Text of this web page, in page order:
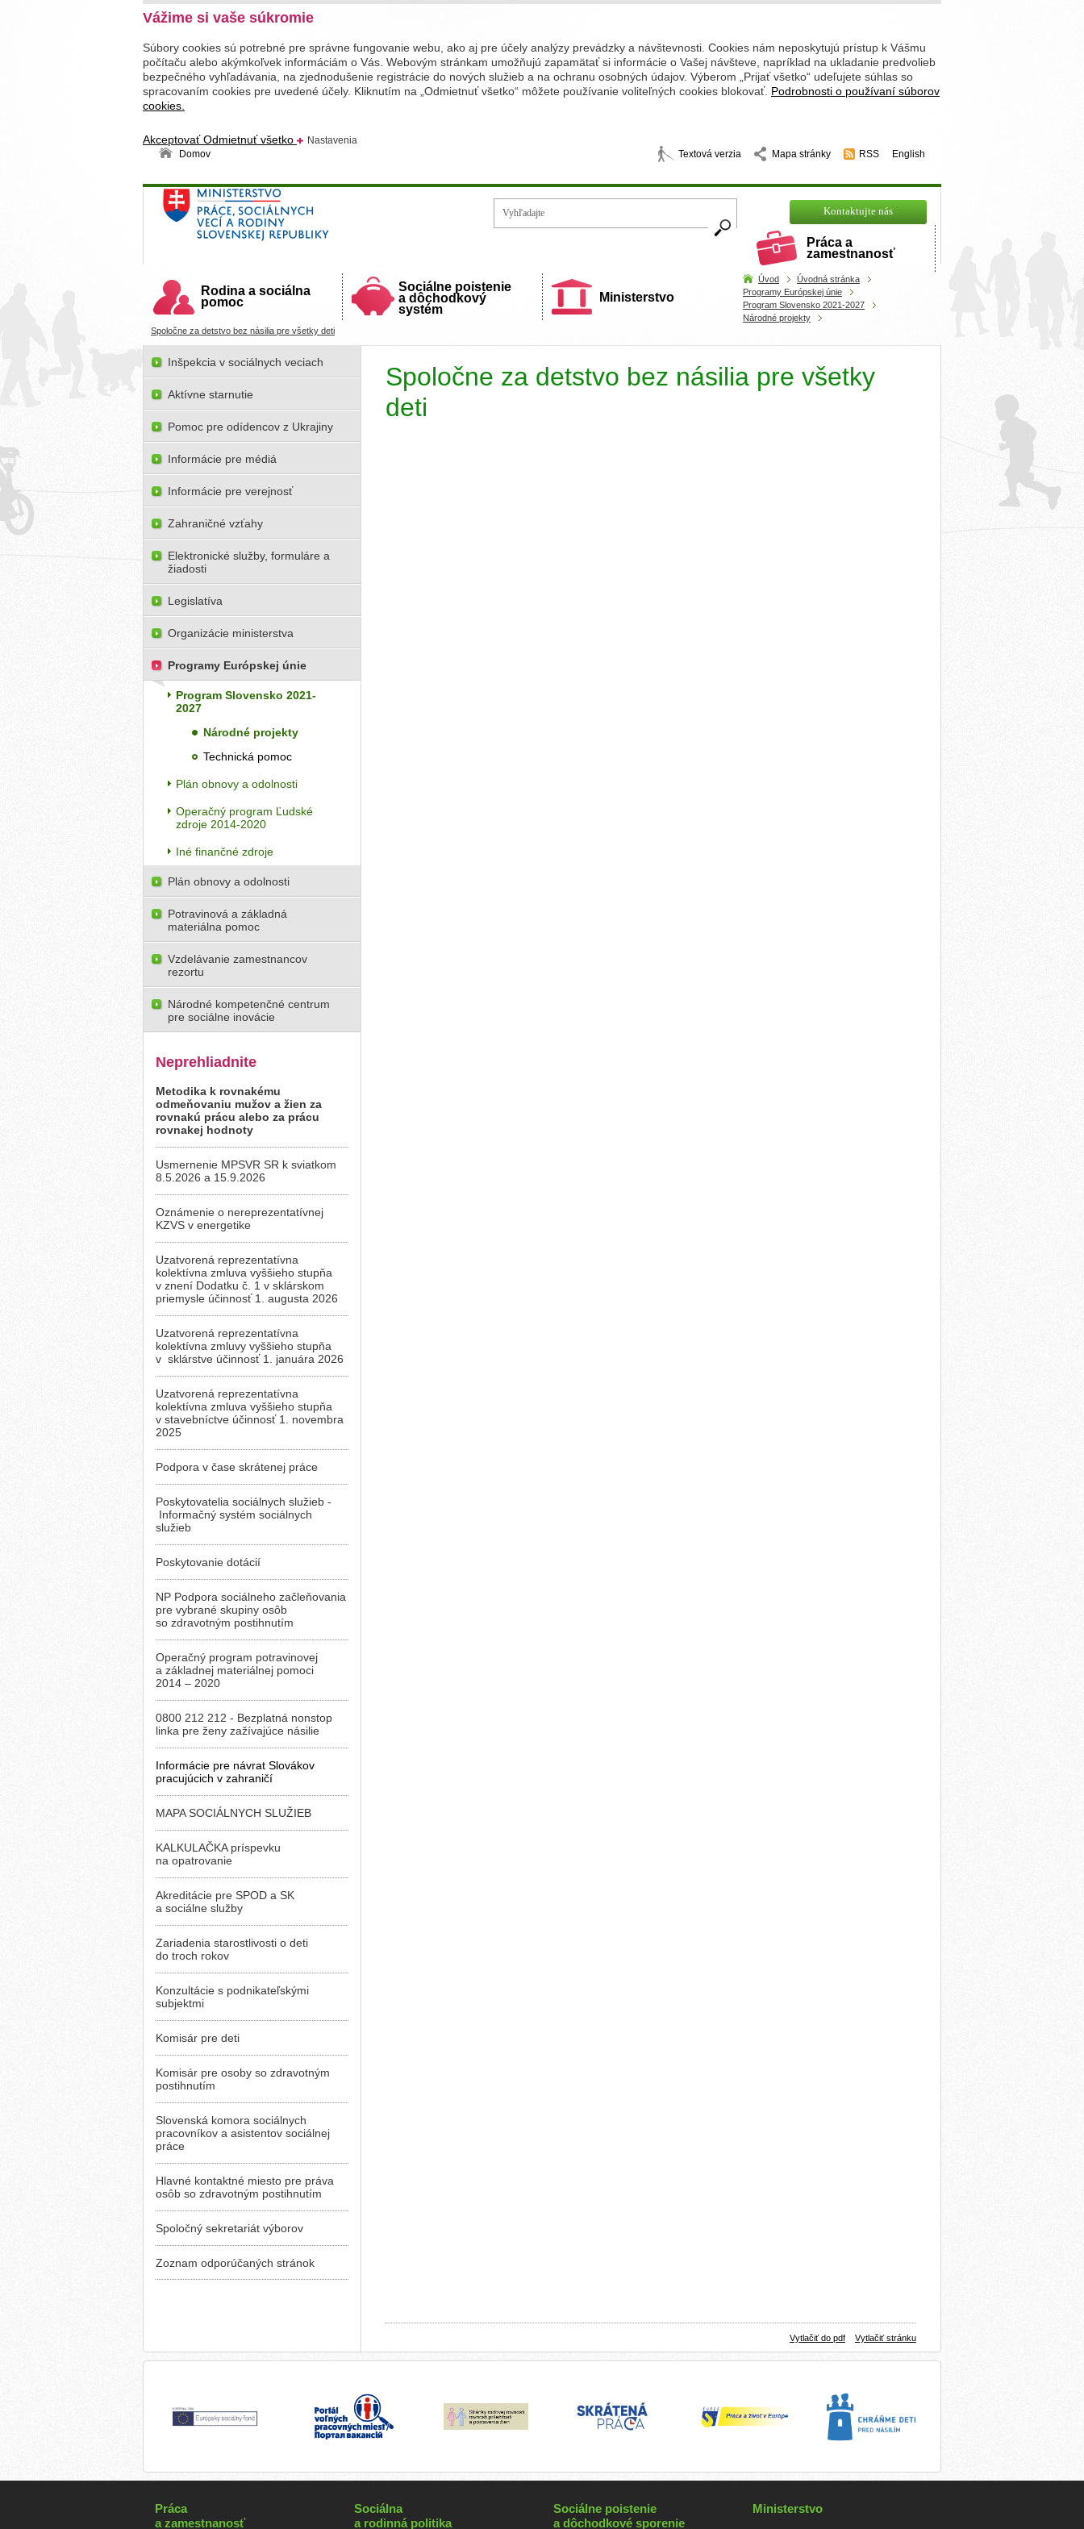
Vážime si vaše súkromie
Súbory cookies sú potrebné pre správne fungovanie webu, ako aj pre účely analýzy prevádzky a návštevnosti. Cookies nám neposkytujú prístup k Vášmu
počítaču alebo akýmkoľvek informáciám o Vás. Webovým stránkam umožňujú zapamätať si informácie o Vašej návšteve, napríklad na ukladanie predvolieb
bezpečného vyhľadávania, na zjednodušenie registrácie do nových služieb a na ochranu osobných údajov. Výberom „Prijať všetko“ udeľujete súhlas so
spracovaním cookies pre uvedené účely. Kliknutím na „Odmietnuť všetko“ môžete používanie voliteľných cookies blokovať. Podrobnosti o používaní súborov
cookies.
AkceptovaťOdmietnuť všetko
Nastavenia
Domov
Textová verzia Mapa stránky RSS English
Ministerstvo práce, sociálnych vecí a rodiny
Slovenskej republiky
Kontaktujte nás
Práca a
zamestnanosť
Rodina a sociálna
pomoc
Sociálne poistenie
a dôchodkový
systém
Ministerstvo
Úvod
Úvodná stránka
Programy Európskej únie
Program Slovensko 2021-2027
Národné projekty
Spoločne za detstvo bez násilia pre všetky deti
Spoločne za detstvo bez násilia pre všetky
deti
Inšpekcia v sociálnych veciach
Aktívne starnutie
Pomoc pre odídencov z Ukrajiny
Informácie pre médiá
Informácie pre verejnosť
Zahraničné vzťahy
Elektronické služby, formuláre a
žiadosti
Legislatíva
Organizácie ministerstva
Programy Európskej únie
Program Slovensko 2021-
2027
Národné projekty
Technická pomoc
Plán obnovy a odolnosti
Operačný program Ľudské
zdroje 2014-2020
Iné finančné zdroje
Plán obnovy a odolnosti
Potravinová a základná
materiálna pomoc
Vzdelávanie zamestnancov
rezortu
Národné kompetenčné centrum
pre sociálne inovácie
Neprehliadnite
Metodika k rovnakému
odmeňovaniu mužov a žien za
rovnakú prácu alebo za prácu
rovnakej hodnoty
Usmernenie MPSVR SR k sviatkom
8.5.2026 a 15.9.2026
Oznámenie o nereprezentatívnej
KZVS v energetike
Uzatvorená reprezentatívna
kolektívna zmluva vyššieho stupňa
v znení Dodatku č. 1 v sklárskom
priemysle účinnosť 1. augusta 2026
Uzatvorená reprezentatívna
kolektívna zmluvy vyššieho stupňa
v sklárstve účinnosť 1. januára 2026
Uzatvorená reprezentatívna
kolektívna zmluva vyššieho stupňa
v stavebníctve účinnosť 1. novembra
2025
Podpora v čase skrátenej práce
Poskytovatelia sociálnych služieb -
Informačný systém sociálnych
služieb
Poskytovanie dotácií
NP Podpora sociálneho začleňovania
pre vybrané skupiny osôb
so zdravotným postihnutím
Operačný program potravinovej
a základnej materiálnej pomoci
2014 – 2020
0800 212 212 - Bezplatná nonstop
linka pre ženy zažívajúce násilie
Informácie pre návrat Slovákov
pracujúcich v zahraničí
MAPA SOCIÁLNYCH SLUŽIEB
KALKULAČKA príspevku
na opatrovanie
Akreditácie pre SPOD a SK
a sociálne služby
Zariadenia starostlivosti o deti
do troch rokov
Konzultácie s podnikateľskými
subjektmi
Komisár pre deti
Komisár pre osoby so zdravotným
postihnutím
Slovenská komora sociálnych
pracovníkov a asistentov sociálnej
práce
Hlavné kontaktné miesto pre práva
osôb so zdravotným postihnutím
Spoločný sekretariát výborov
Zoznam odporúčaných stránok
Vytlačiť do pdf Vytlačiť stránku
Práca
a zamestnanosť
Sociálna
a rodinná politika
Sociálne poistenie
a dôchodkové sporenie
Ministerstvo